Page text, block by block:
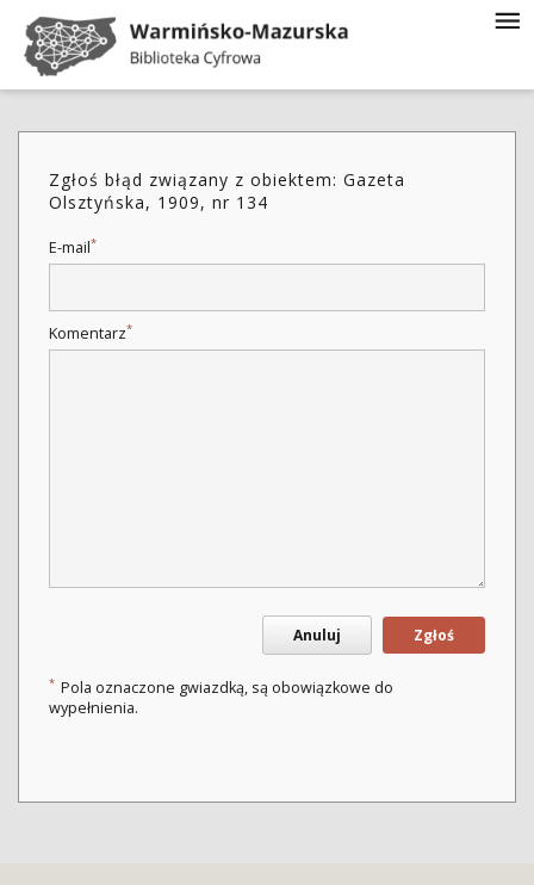
Zgłoś błąd związany z obiektem: Gazeta
Olsztyńska, 1909, nr 134
E-mail*
Komentarz*
Anuluj Zgłoś
* Pola oznaczone gwiazdką, są obowiązkowe do
wypełnienia.